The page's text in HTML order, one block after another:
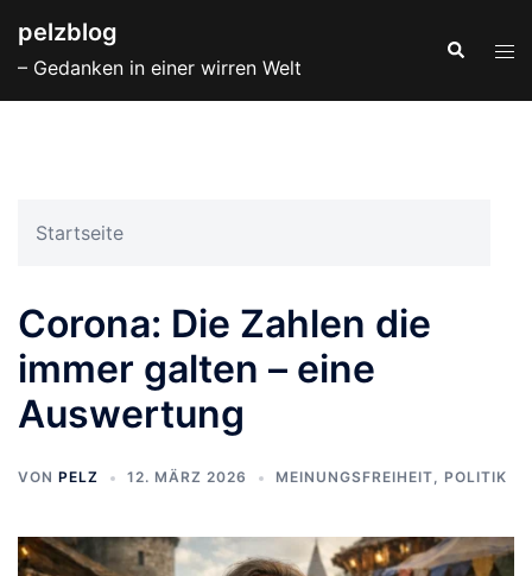
Inhalt
springen
pelzblog
– Gedanken in einer wirren Welt
Suche
Startseite
Corona: Die Zahlen die
immer galten – eine
Auswertung
VON PELZ 12. MÄRZ 2026 MEINUNGSFREIHEIT, POLITIK